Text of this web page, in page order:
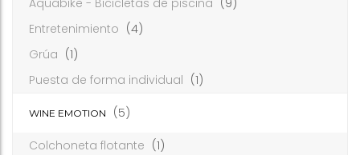
Aquabike - Bicicletas de piscina (9)
Entretenimiento (4)
Grúa (1)
Puesta de forma individual (1)
WINE EMOTION (5)
Colchoneta flotante (1)